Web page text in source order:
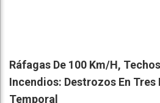
Ráfagas De 100 Km/h,
Incendios: Destrozos En Tres
Temporal